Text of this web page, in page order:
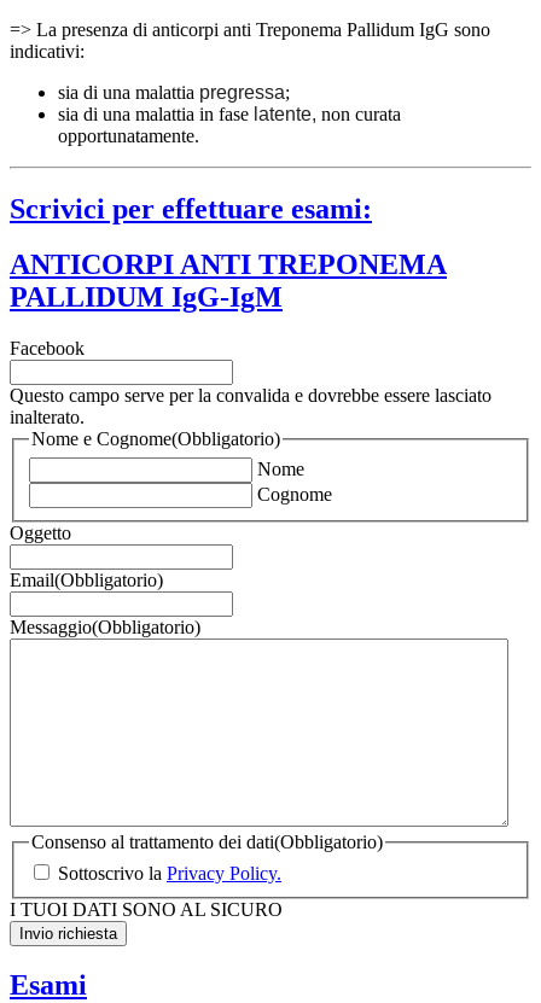
=> La presenza di anticorpi anti Treponema Pallidum IgG sono
indicativi:
sia di una malattia pregressa;
sia di una malattia in fase latente, non curata
opportunatamente.
Scrivici per effettuare esami:
ANTICORPI ANTI TREPONEMA
PALLIDUM IgG-IgM
Facebook
Questo campo serve per la convalida e dovrebbe essere lasciato
inalterato.
Nome e Cognome(Obbligatorio)
Nome
Cognome
Oggetto
Email(Obbligatorio)
Messaggio(Obbligatorio)
Consenso al trattamento dei dati(Obbligatorio)
Sottoscrivo la Privacy Policy.
I TUOI DATI SONO AL SICURO
Esami